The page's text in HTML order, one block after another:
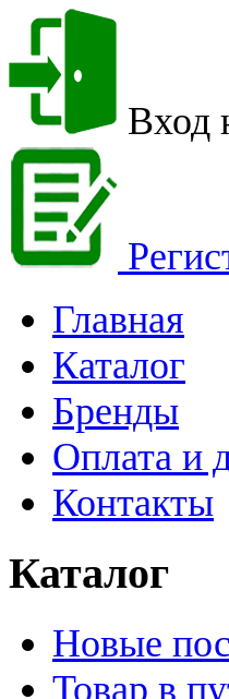
Вход
Главная
Каталог
Бренды
Оплата и
Контакты
Каталог
Новые
Товар в